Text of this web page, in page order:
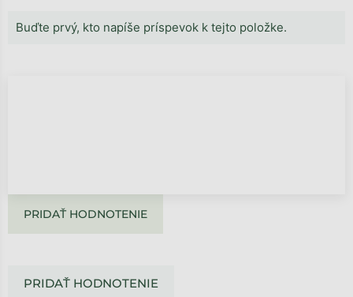
Buďte prvý, kto napíše príspevok k tejto položke.
PRIDAŤ HODNOTENIE
PRIDAŤ HODNOTENIE